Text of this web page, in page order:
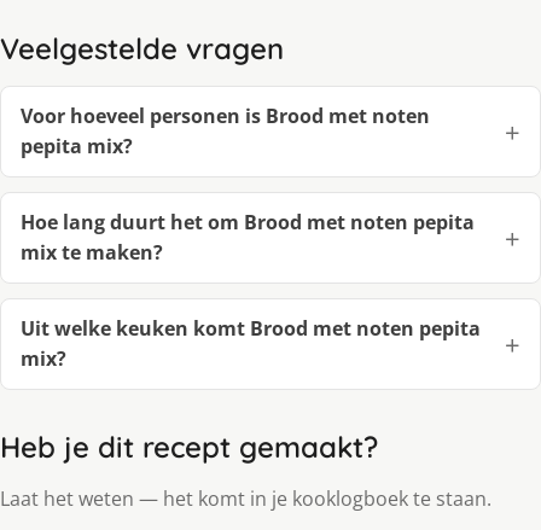
Veelgestelde vragen
Voor hoeveel personen is Brood met noten
pepita mix?
Hoe lang duurt het om Brood met noten pepita
mix te maken?
Uit welke keuken komt Brood met noten pepita
mix?
Heb je dit recept gemaakt?
Laat het weten — het komt in je kooklogboek te staan.